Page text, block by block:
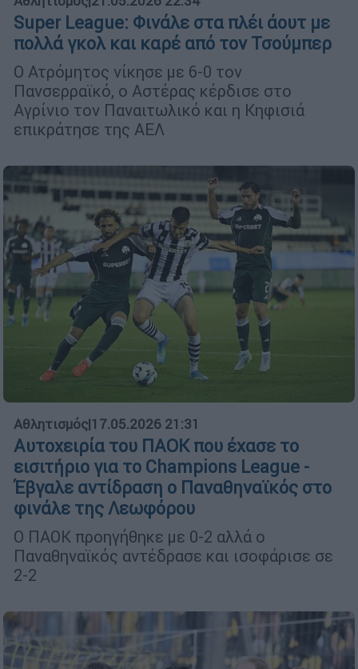
Super League: Φινάλε στα πλέι άουτ με
πολλά γκολ και καρέ από τον Τσούμπερ
Ο Ατρόμητος νίκησε με 6-0 τον
Πανσερραϊκό, ο Αστέρας κέρδισε στο
Αγρίνιο τον Παναιτωλικό και η Κηφισιά
επικράτησε της ΑΕΛ
Αθλητισμός|17.05.2026 21:31
Αυτοχειρία του ΠΑΟΚ που έχασε το
εισιτήριο για το Champions League -
Έβγαλε αντίδραση ο Παναθηναϊκός στο
φινάλε της Λεωφόρου
Ο ΠΑΟΚ προηγήθηκε με 0-2 αλλά ο
Παναθηναϊκός αντέδρασε και ισοφάρισε σε
2-2